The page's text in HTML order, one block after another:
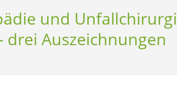
und
drei Auszeichnungen